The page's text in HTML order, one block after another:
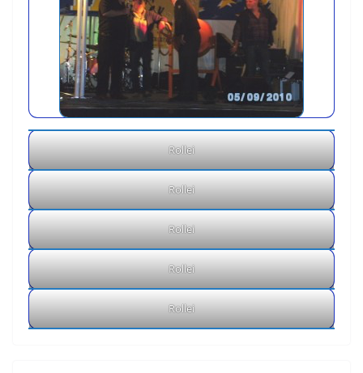
Rollei
Rollei
Rollei
Rollei
Rollei